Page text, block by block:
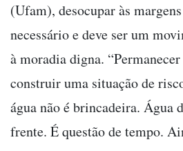
(Ufam), desocupar às
necessário e deve ser um
à moradia digna. “Permanecer
construir uma situação de
água não é brincadeira. Água
frente. É questão de tempo.